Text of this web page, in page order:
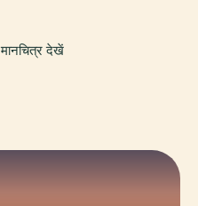
मानचित्र देखें